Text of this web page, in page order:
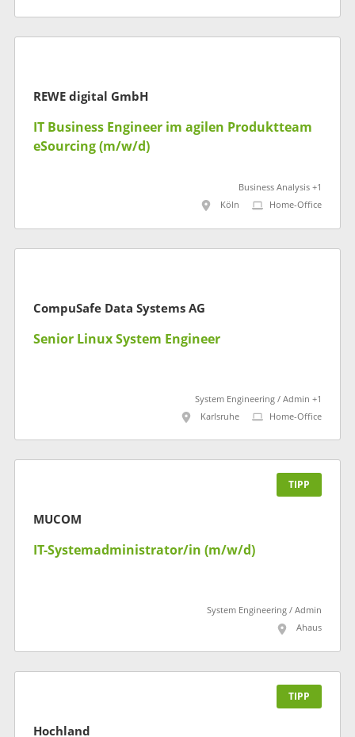
REWE digital GmbH
IT Business Engineer im agilen Produktteam
eSourcing (m/w/d)
Business Analysis +1
Köln
Home-Office
CompuSafe Data Systems AG
Senior Linux System Engineer
System Engineering / Admin +1
Karlsruhe
Home-Office
TIPP
MUCOM
IT-Systemadministrator/in (m/w/d)
System Engineering / Admin
Ahaus
TIPP
Hochland